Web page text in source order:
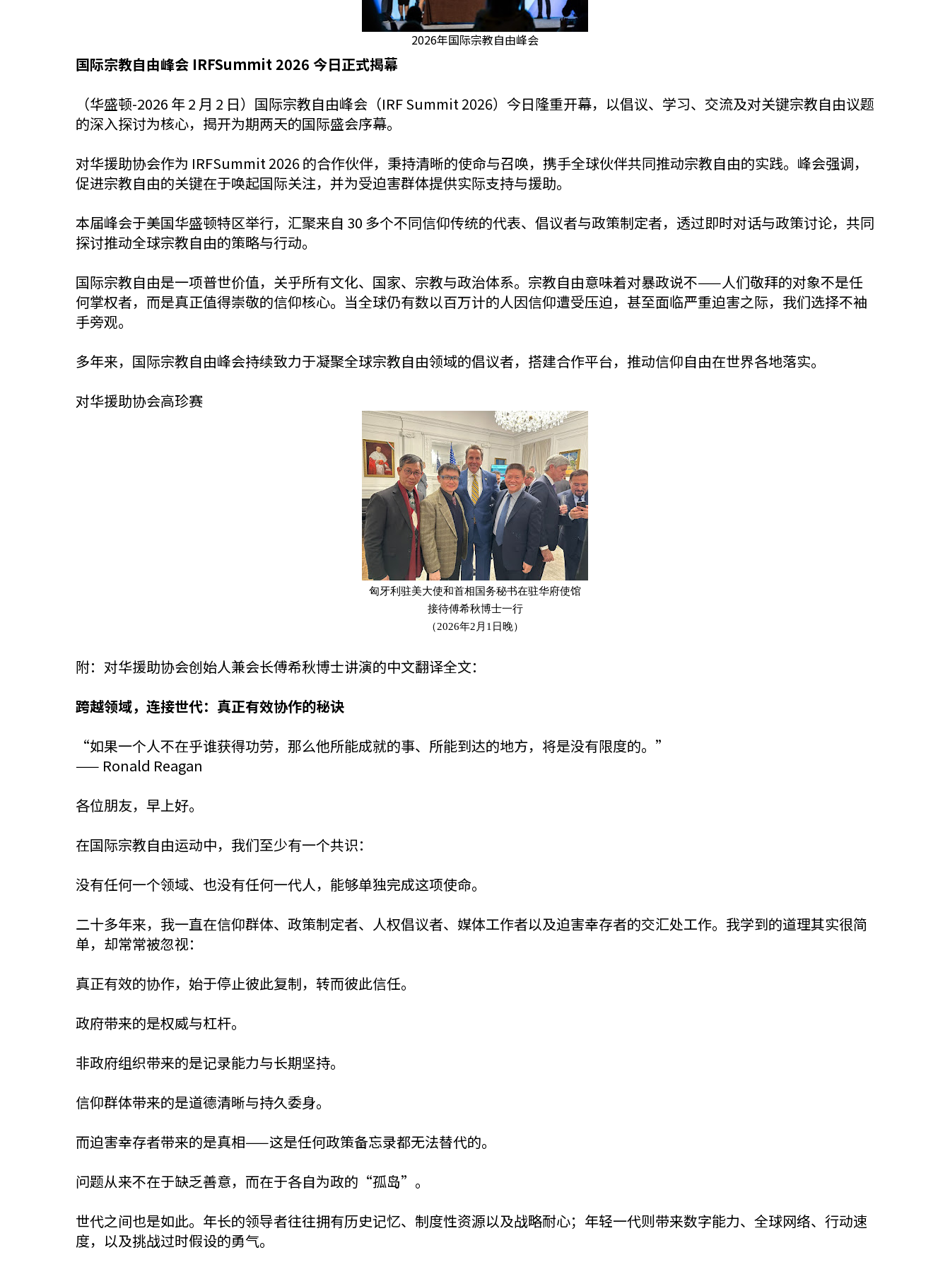
2026年国际宗教自由峰会
国际宗教自由峰会 IRFSummit 2026 今日正式揭幕
（华盛顿-2026 年 2 月 2 日）国际宗教自由峰会（IRF Summit 2026）今日隆重开幕，以倡议、学习、交流及对关键宗教自由议题
的深入探讨为核心，揭开为期两天的国际盛会序幕。
对华援助协会作为 IRFSummit 2026 的合作伙伴，秉持清晰的使命与召唤，携手全球伙伴共同推动宗教自由的实践。峰会强调，
促进宗教自由的关键在于唤起国际关注，并为受迫害群体提供实际支持与援助。
本届峰会于美国华盛顿特区举行，汇聚来自 30 多个不同信仰传统的代表、倡议者与政策制定者，透过即时对话与政策讨论，共同
探讨推动全球宗教自由的策略与行动。
国际宗教自由是一项普世价值，关乎所有文化、国家、宗教与政治体系。宗教自由意味着对暴政说不——人们敬拜的对象不是任
何掌权者，而是真正值得崇敬的信仰核心。当全球仍有数以百万计的人因信仰遭受压迫，甚至面临严重迫害之际，我们选择不袖
手旁观。
多年来，国际宗教自由峰会持续致力于凝聚全球宗教自由领域的倡议者，搭建合作平台，推动信仰自由在世界各地落实。
对华援助协会高珍赛
匈牙利驻美大使和首相国务秘书在驻华府使馆
接待傅希秋博士一行
（2026年2月1日晚）
附：对华援助协会创始人兼会长傅希秋博士讲演的中文翻译全文：
跨越领域，连接世代：真正有效协作的秘诀
“如果一个人不在乎谁获得功劳，那么他所能成就的事、所能到达的地方，将是没有限度的。”
—— Ronald Reagan
各位朋友，早上好。
在国际宗教自由运动中，我们至少有一个共识：
没有任何一个领域、也没有任何一代人，能够单独完成这项使命。
二十多年来，我一直在信仰群体、政策制定者、人权倡议者、媒体工作者以及迫害幸存者的交汇处工作。我学到的道理其实很简
单，却常常被忽视：
真正有效的协作，始于停止彼此复制，转而彼此信任。
政府带来的是权威与杠杆。
非政府组织带来的是记录能力与长期坚持。
信仰群体带来的是道德清晰与持久委身。
而迫害幸存者带来的是真相——这是任何政策备忘录都无法替代的。
问题从来不在于缺乏善意，而在于各自为政的“孤岛”。
世代之间也是如此。年长的领导者往往拥有历史记忆、制度性资源以及战略耐心；年轻一代则带来数字能力、全球网络、行动速
度，以及挑战过时假设的勇气。